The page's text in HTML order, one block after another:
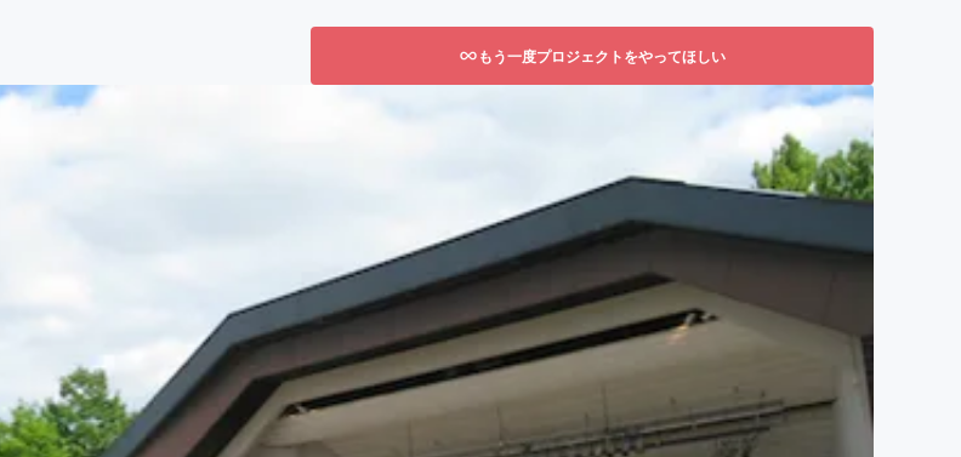
もう一度プロジェクトをやってほしい